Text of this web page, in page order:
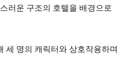
러운 구조의 호텔을 배경 으로
세 명의 캐릭터와 상호작용하며